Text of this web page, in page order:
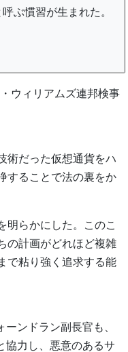
ぶ慣習が生まれた。
ウィリアムズ連邦検事
術だった仮想通貨をハ
することで法の裏をか
明らかにした。このこ
の計画がどれほど複雑
で粘り強く追求する能
ンドラン副長官も、
協力し、悪意のあるサ